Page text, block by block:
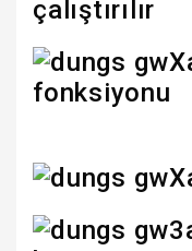
çalıştırılır